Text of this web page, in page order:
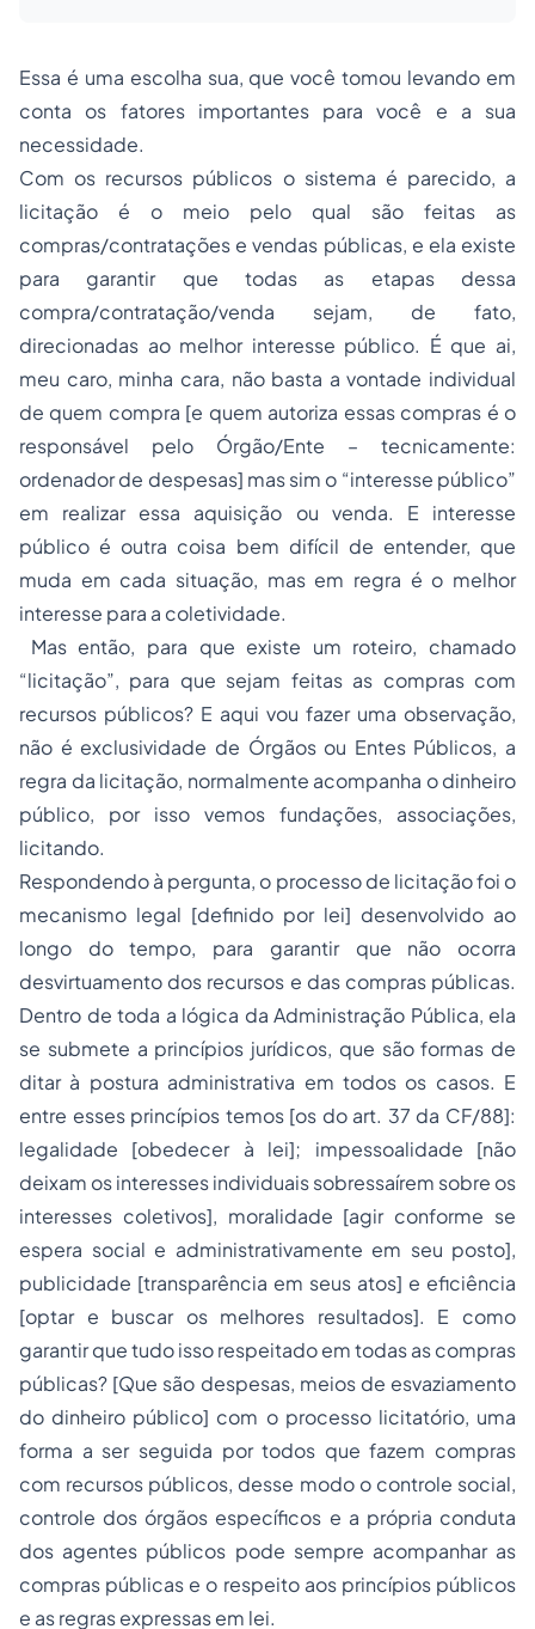
Essa é uma escolha sua, que você tomou levando em
conta os fatores importantes para você e a sua
necessidade.
Com os recursos públicos o sistema é parecido, a
licitação é o meio pelo qual são feitas as
compras/contratações e vendas públicas, e ela existe
para garantir que todas as etapas dessa
compra/contratação/venda sejam, de fato,
direcionadas ao melhor interesse público. É que ai,
meu caro, minha cara, não basta a vontade individual
de quem compra [e quem autoriza essas compras é o
responsável pelo Órgão/Ente – tecnicamente:
ordenador de despesas] mas sim o “interesse público”
em realizar essa aquisição ou venda. E interesse
público é outra coisa bem difícil de entender, que
muda em cada situação, mas em regra é o melhor
interesse para a coletividade.
Mas então, para que existe um roteiro, chamado
“licitação”, para que sejam feitas as compras com
recursos públicos? E aqui vou fazer uma observação,
não é exclusividade de Órgãos ou Entes Públicos, a
regra da licitação, normalmente acompanha o dinheiro
público, por isso vemos fundações, associações,
licitando.
Respondendo à pergunta, o processo de licitação foi o
mecanismo legal [definido por lei] desenvolvido ao
longo do tempo, para garantir que não ocorra
desvirtuamento dos recursos e das compras públicas.
Dentro de toda a lógica da Administração Pública, ela
se submete a princípios jurídicos, que são formas de
ditar à postura administrativa em todos os casos. E
entre esses princípios temos [os do art. 37 da CF/88]:
legalidade [obedecer à lei]; impessoalidade [não
deixam os interesses individuais sobressaírem sobre os
interesses coletivos], moralidade [agir conforme se
espera social e administrativamente em seu posto],
publicidade [transparência em seus atos] e eficiência
[optar e buscar os melhores resultados]. E como
garantir que tudo isso respeitado em todas as compras
públicas? [Que são despesas, meios de esvaziamento
do dinheiro público] com o processo licitatório, uma
forma a ser seguida por todos que fazem compras
com recursos públicos, desse modo o controle social,
controle dos órgãos específicos e a própria conduta
dos agentes públicos pode sempre acompanhar as
compras públicas e o respeito aos princípios públicos
e as regras expressas em lei.